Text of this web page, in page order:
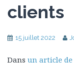
clients
15 juillet 2022
Dans un article